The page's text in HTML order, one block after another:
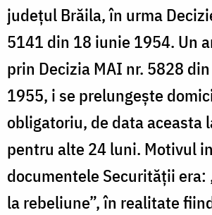
județul Brăila, în urma
5141 din 18 iunie 1954. Un
prin Decizia MAI nr. 5828
1955, i se prelungește
obligatoriu, de data aceasta
pentru alte 24 luni. Motivul
documentele Securității
la rebeliune”, în realitate